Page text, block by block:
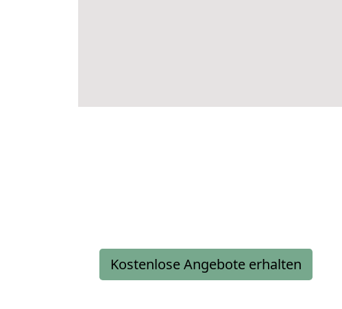
Kostenlose Angebote erhalten